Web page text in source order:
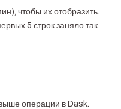
чтобы их отобразить.
5 строк заняло так
операции в Dask.